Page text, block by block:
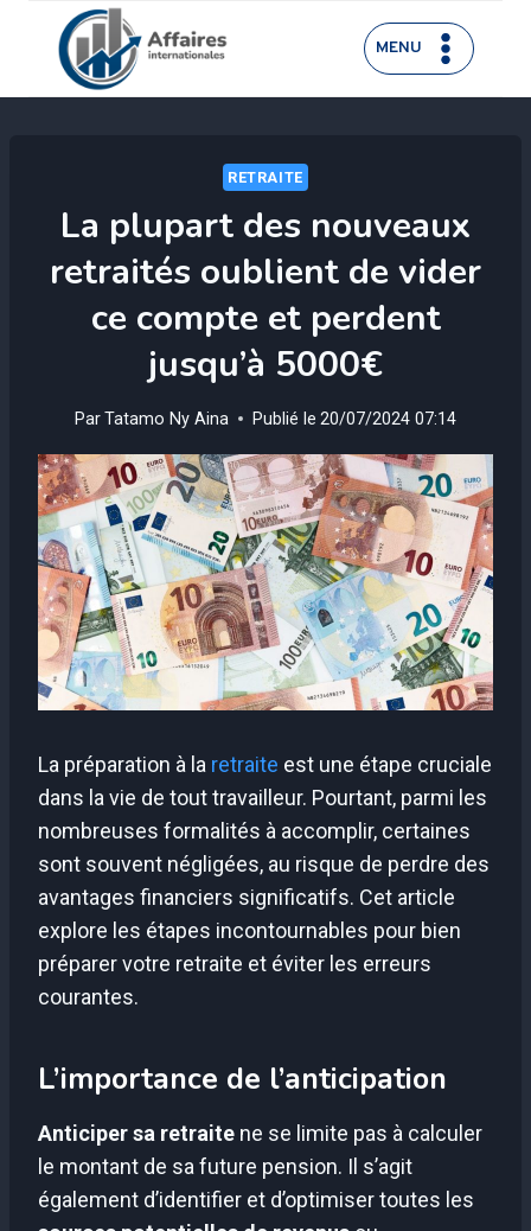
contenu
MENU
RETRAITE
La plupart des nouveaux
retraités oublient de vider
ce compte et perdent
jusqu’à 5000€
ParTatamo Ny Aina Publié le 20/07/2024 07:14
La préparation à la retraite est une étape cruciale
dans la vie de tout travailleur. Pourtant, parmi les
nombreuses formalités à accomplir, certaines
sont souvent négligées, au risque de perdre des
avantages financiers significatifs. Cet article
explore les étapes incontournables pour bien
préparer votre retraite et éviter les erreurs
courantes.
L’importance de l’anticipation
Anticiper sa retraite ne se limite pas à calculer
le montant de sa future pension. Il s’agit
également d’identifier et d’optimiser toutes les